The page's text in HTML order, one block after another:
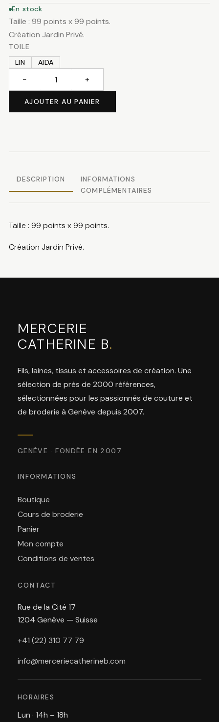
En stock
Taille : 99 points x 99 points.
Création Jardin Privé.
TOILE
LIN
AIDA
Spirale
− +
AJOUTER AU PANIER
DESCRIPTION
INFORMATIONS
COMPLÉMENTAIRES
Taille : 99 points x 99 points.
Création Jardin Privé.
MERCERIE
CATHERINE B.
Fils, laines, tissus et accessoires de création. Une
sélection de près de 2000 références,
sélectionnées pour les passionnés de couture et
de broderie à Genève depuis 2007.
GENÈVE · FONDÉE EN 2007
INFORMATIONS
Boutique
Cours de broderie
Panier
Mon compte
Conditions de ventes
CONTACT
Rue de la Cité 17
1204 Genève — Suisse
+41 (22) 310 77 79
info@merceriecatherineb.com
HORAIRES
Lun · 14h – 18h